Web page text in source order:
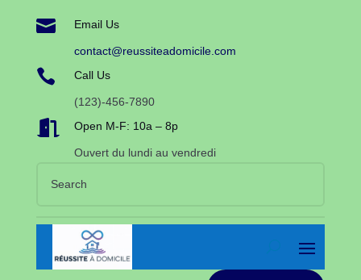
 Email Us
contact@reussiteadomicile.com
 Call Us
(123)-456-7890
 Open M-F: 10a – 8p
Ouvert du lundi au vendredi